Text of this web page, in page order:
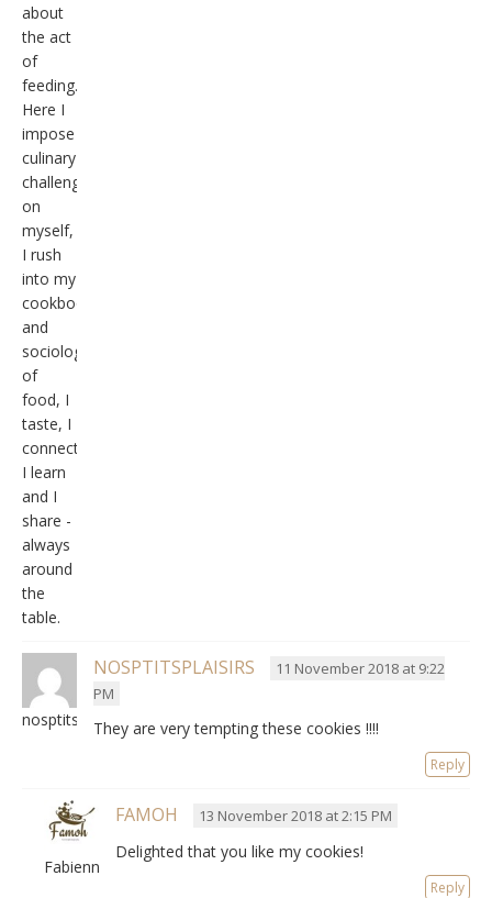
about
the act
of
feeding.
Here I
impose
culinary
challenges
on
myself,
I rush
into my
cookbooks
and
sociology/anthropology
of
food, I
taste, I
connect,
I learn
and I
share -
always
around
the
table.
nosptitsplaisirs
NOSPTITSPLAISIRS
11 November 2018 at 9:22
PM
They are very tempting these cookies !!!!
Reply
Fabienne
FAMOH 13 November 2018 at 2:15 PM
Delighted that you like my cookies!
Reply